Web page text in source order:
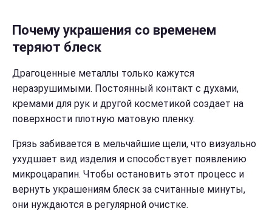
Почему украшения со временем
теряют блеск
Драгоценные металлы только кажутся
неразрушимыми. Постоянный контакт с духами,
кремами для рук и другой косметикой создает на
поверхности плотную матовую пленку.
Грязь забивается в мельчайшие щели, что визуально
ухудшает вид изделия и способствует появлению
микроцарапин. Чтобы остановить этот процесс и
вернуть украшениям блеск за считанные минуты,
они нуждаются в регулярной очистке.